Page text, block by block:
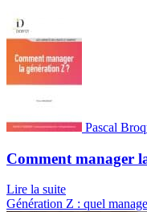
Pascal
Comment manager
Lire la suite
Génération Z : quel